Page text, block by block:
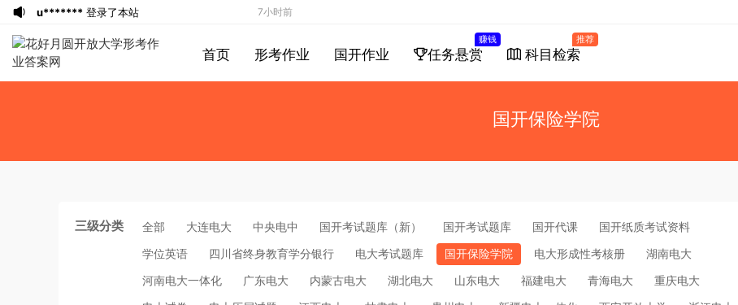
首页 形考作业 国开作业 任务悬赏
赚钱
科目检索
推荐
国开保险学院
三级分类 全部 大连电大 中央电中 国开考试题库（新） 国开考试题库 国开代课
国开纸质考试资料
学位英语
四川省终身教育学分银行 电大考试题库 国开保险学院 电大形成性考核册
湖南电大
河南电大一体化
广东电大 内蒙古电大 湖北电大 山东电大 福建电大 青海电大
重庆电大
u******* 登录了本站 7小时前
u*******签到打卡，获得1元奖励
u******* 7小时前
u*******登录了本站 7小时前
(1)
u*******签到打卡，获得1元奖励 8小时前
证考试《教育知识与能力》（中学）真题
u*******签到打卡，获得1元奖励 2小时前
2小时前
2019年420联考《行
4小时前